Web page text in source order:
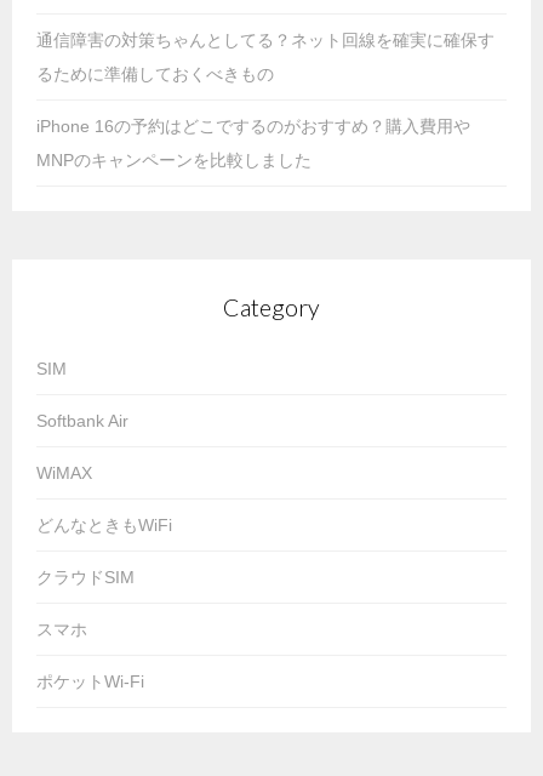
通信障害の対策ちゃんとしてる？ネット回線を確実に確保す
るために準備しておくべきもの
iPhone 16の予約はどこでするのがおすすめ？購入費用や
MNPのキャンペーンを比較しました
Category
SIM
Softbank Air
WiMAX
どんなときもWiFi
クラウドSIM
スマホ
ポケットWi-Fi